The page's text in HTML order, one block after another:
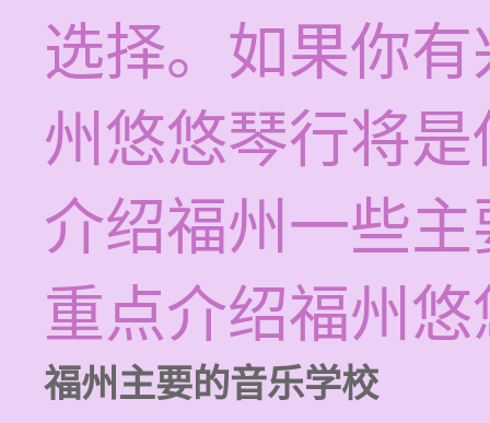
选择。如果你
州悠悠琴行将
介绍福州一些
重点介绍福州
福州主要的音乐学校